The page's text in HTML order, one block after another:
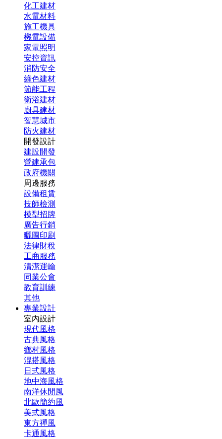
化工建材
水電材料
施工機具
機電設備
家電照明
安控資訊
消防安全
綠色建材
節能工程
衛浴建材
廚具建材
智慧城市
防火建材
開發設計
建設開發
營建承包
政府機關
周邊服務
設備租賃
技師檢測
模型招牌
廣告行銷
曬圖印刷
法律財稅
工商服務
清潔運輸
同業公會
教育訓練
其他
專業設計
室內設計
現代風格
古典風格
鄉村風格
混搭風格
日式風格
地中海風格
南洋休閒風
北歐簡約風
美式風格
東方禪風
卡通風格